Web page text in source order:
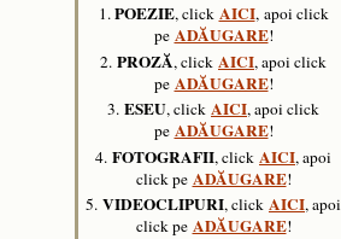
1.POEZIE, click AICI, apoi click
pe ADĂUGARE!
2. PROZĂ, click AICI, apoi click
pe ADĂUGARE!
3. ESEU, click AICI, apoi click
pe ADĂUGARE!
4. FOTOGRAFII, click AICI, apoi
click pe ADĂUGARE!
5. VIDEOCLIPURI, click AICI,apoi
click pe ADĂUGARE!